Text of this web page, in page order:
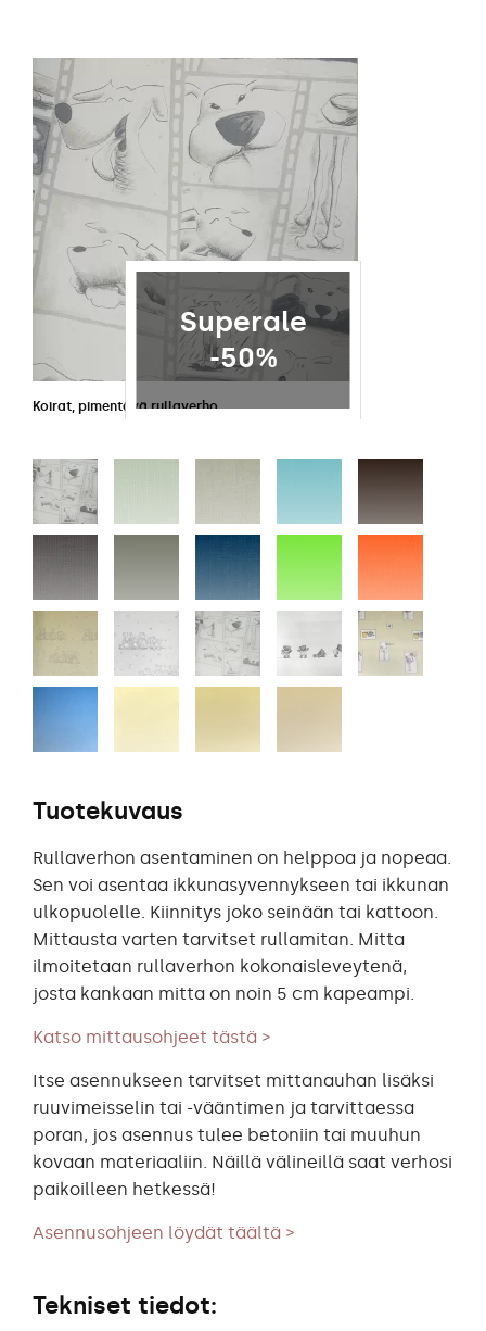
Superale
-50%
Koirat, pimentävä rullaverho
Tuotekuvaus
Rullaverhon asentaminen on helppoa ja nopeaa.
Sen voi asentaa ikkunasyvennykseen tai ikkunan
ulkopuolelle. Kiinnitys joko seinään tai kattoon.
Mittausta varten tarvitset rullamitan. Mitta
ilmoitetaan rullaverhon kokonaisleveytenä,
josta kankaan mitta on noin 5 cm kapeampi.
Katso mittausohjeet tästä >
Itse asennukseen tarvitset mittanauhan lisäksi
ruuvimeisselin tai -vääntimen ja tarvittaessa
poran, jos asennus tulee betoniin tai muuhun
kovaan materiaaliin. Näillä välineillä saat verhosi
paikoilleen hetkessä!
Asennusohjeen löydät täältä >
Tekniset tiedot: